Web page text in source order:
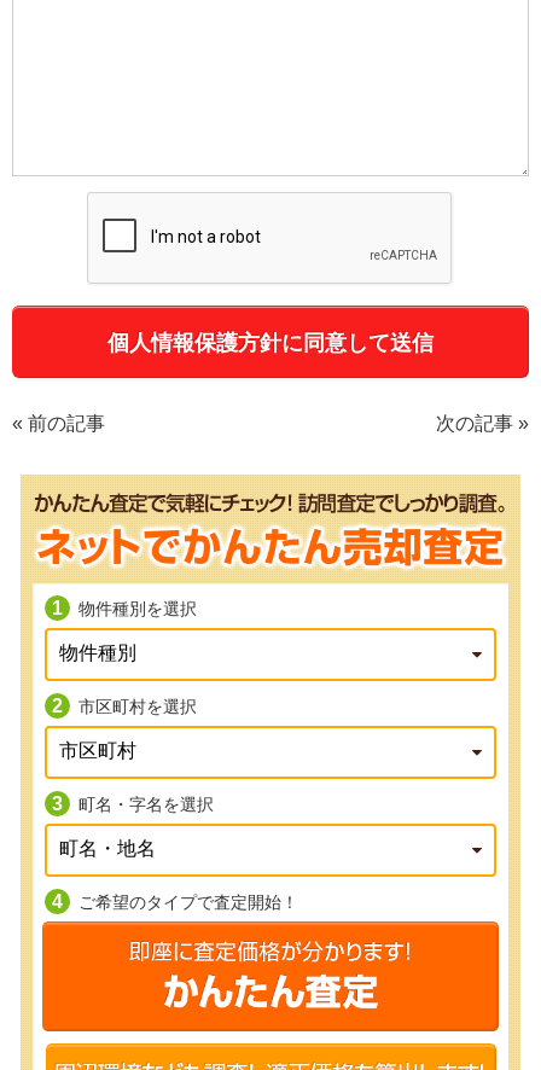
« 前の記事 次の記事 »
物件種別を選択
市区町村を選択
町名・字名を選択
ご希望のタイプで査定開始！